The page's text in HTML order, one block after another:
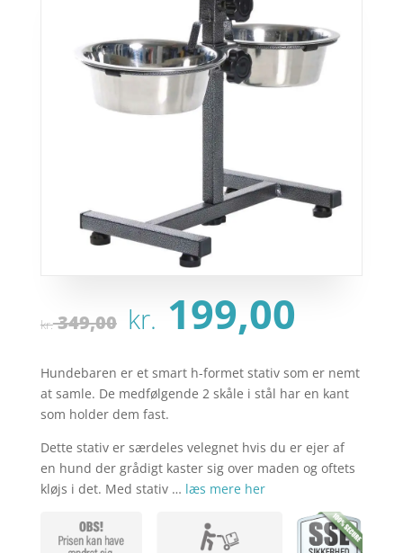
kr.349,00 Den
oprindelige
pris
var:
kr. 349,00.
kr. 199,00
pris
er:
kr.
Hundebaren er et smart h-formet stativ som er nemt
at samle. De medfølgende 2 skåle i stål har en kant
som holder dem fast.
Dette stativ er særdeles velegnet hvis du er ejer af
en hund der grådigt kaster sig over maden og oftets
kløjs i det. Med stativ … læs mere her